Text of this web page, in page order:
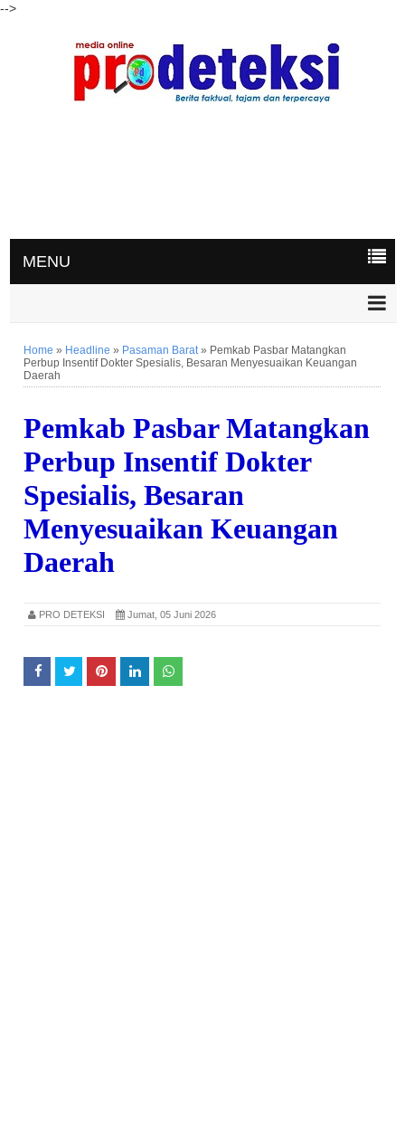
-->
MENU
Home » Headline » Pasaman Barat» Pemkab Pasbar Matangkan
Perbup Insentif Dokter Spesialis, Besaran Menyesuaikan Keuangan
Daerah
Pemkab Pasbar Matangkan
Perbup Insentif Dokter
Spesialis, Besaran
Menyesuaikan Keuangan
Daerah
PRO DETEKSI Jumat, 05 Juni 2026